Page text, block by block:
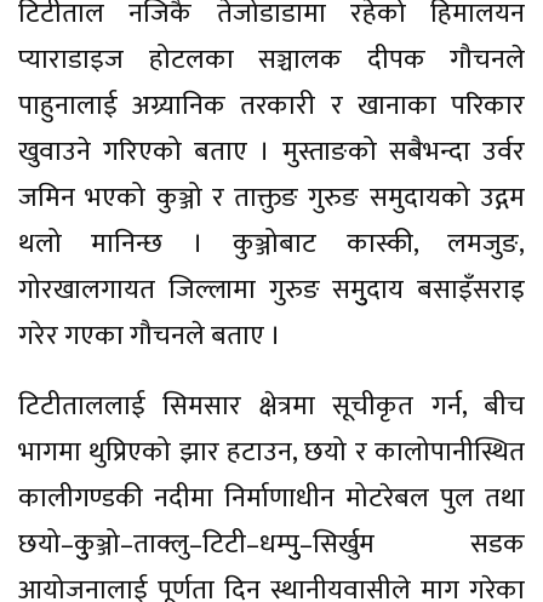
टिटीताल नजिकै तेजोडाडामा रहेको हिमालयन
प्याराडाइज होटलका सञ्चालक दीपक गौचनले
पाहुनालाई अग्र्यानिक तरकारी र खानाका परिकार
खुवाउने गरिएको बताए । मुस्ताङको सबैभन्दा उर्वर
जमिन भएको कुञ्जो र ताक्तुङ गुरुङ समुदायको उद्गम
थलो मानिन्छ । कुञ्जोबाट कास्की, लमजुङ,
गोरखालगायत जिल्लामा गुरुङ समुुदाय बसाइँसराइ
गरेर गएका गौचनले बताए ।
टिटीताललाई सिमसार क्षेत्रमा सूचीकृत गर्न, बीच
भागमा थुप्रिएको झार हटाउन, छयो र कालोपानीस्थित
कालीगण्डकी नदीमा निर्माणाधीन मोटरेबल पुल तथा
छयो–कुुञ्जो–ताक्लु–टिटी–धम्पुु–सिर्खुम सडक
आयोजनालाई पूर्णता दिन स्थानीयवासीले माग गरेका